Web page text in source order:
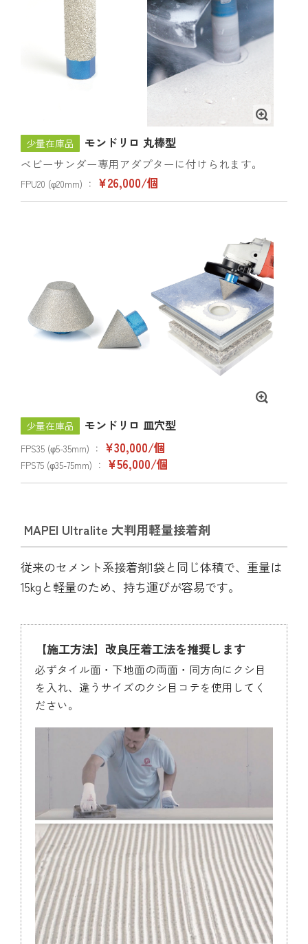
少量在庫品 モンドリロ 丸棒型
ベビーサンダー専用アダプターに付けられます。
FPU20 (φ20mm) ： ¥26,000/個
少量在庫品 モンドリロ 皿穴型
FPS35 (φ5-35mm) ： ¥30,000/個
FPS75 (φ35-75mm) ： ¥56,000/個
MAPEI Ultralite 大判用軽量接着剤
従来のセメント系接着剤1袋と同じ体積で、重量は
15kgと軽量のため、持ち運びが容易です。
【施工方法】改良圧着工法を推奨します
必ずタイル面・下地面の両面・同方向にクシ目
を入れ、違うサイズのクシ目コテを使用してく
ださい。